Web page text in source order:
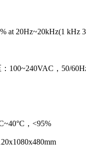
at 20Hz~20kHz(1 kHz
100~240VAC，50/
，<95%